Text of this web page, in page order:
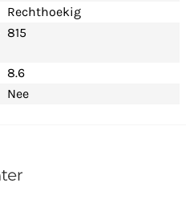
Rechthoekig
815
8.6
Nee